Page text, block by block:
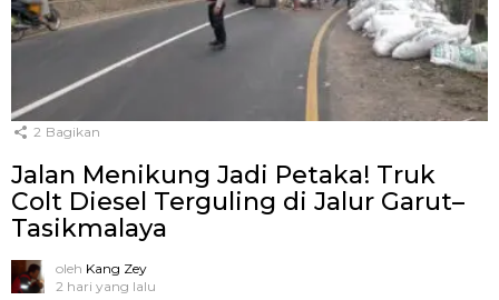
2 Bagikan
Jalan Menikung Jadi Petaka! Truk
Colt Diesel Terguling di Jalur Garut–
Tasikmalaya
oleh Kang Zey
2 hari yang lalu